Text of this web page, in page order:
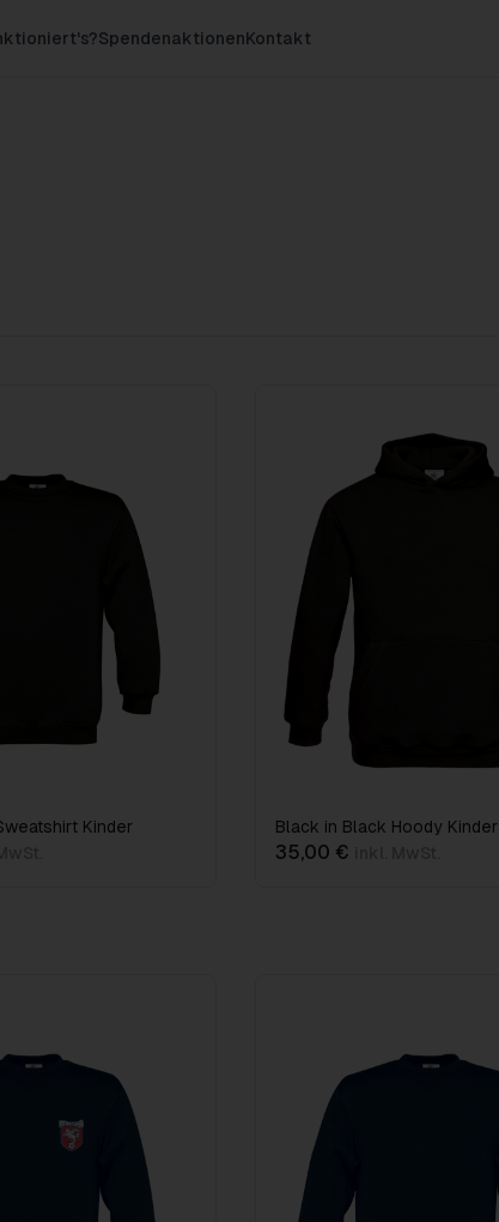
SpendenaktionenKontakt
Kinder Black in Black Hoody Kinder
35,00 €